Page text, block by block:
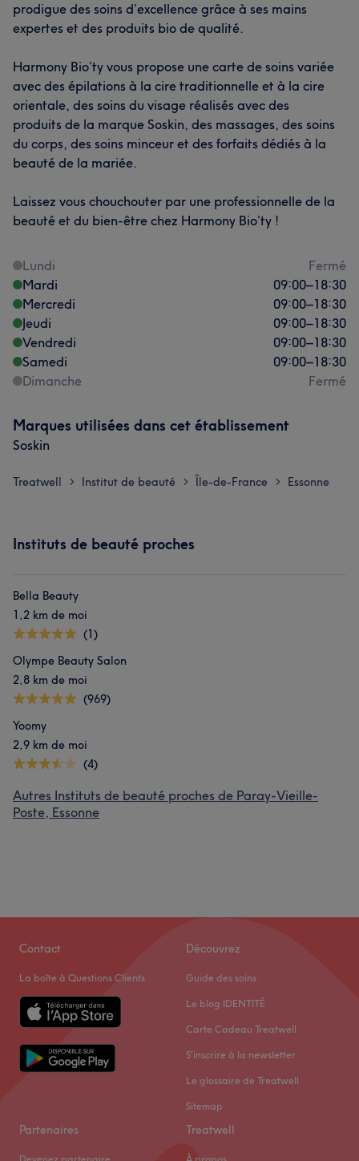
prodigue des soins d’excellence grâce à ses mains
expertes et des produits bio de qualité.
Harmony Bio’ty vous propose une carte de soins variée
avec des épilations à la cire traditionnelle et à la cire
orientale, des soins du visage réalisés avec des
produits de la marque Soskin, des massages, des soins
du corps, des soins minceur et des forfaits dédiés à la
beauté de la mariée.
Laissez vous chouchouter par une professionnelle de la
beauté et du bien-être chez Harmony Bio’ty !
Lundi
Fermé
Mardi
09:00–18:30
Mercredi
09:00–18:30
Jeudi
09:00–18:30
Vendredi
09:00–18:30
Samedi
09:00–18:30
Dimanche
Fermé
Marques utilisées dans cet établissement
Soskin
Treatwell > Institut de beauté > Île-de-France > Essonne
Instituts de beauté proches
Bella Beauty
1,2 km de moi
(1)
Olympe Beauty Salon
2,8 km de moi
(969)
Yoomy
2,9 km de moi
(4)
Autres Instituts de beauté proches de Paray-Vieille-
Poste, Essonne
Contact
La boîte à Questions Clients
Découvrez
Guide des soins
Le blog IDENTITÉ
Carte Cadeau Treatwell
S'inscrire à la newsletter
Le glossaire de Treatwell
Sitemap
Partenaires Treatwell